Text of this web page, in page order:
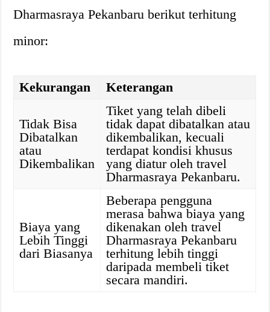
Dharmasraya Pekanbaru berikut terhitung
minor:
Kekurangan Keterangan
Tidak Bisa
Dibatalkan
atau
Dikembalikan
Tiket yang telah dibeli
tidak dapat dibatalkan atau
dikembalikan, kecuali
terdapat kondisi khusus
yang diatur oleh travel
Dharmasraya Pekanbaru.
Biaya yang
Lebih Tinggi
dari Biasanya
Beberapa pengguna
merasa bahwa biaya yang
dikenakan oleh travel
Dharmasraya Pekanbaru
terhitung lebih tinggi
daripada membeli tiket
secara mandiri.